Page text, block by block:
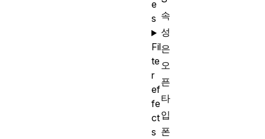
속
성
은
오
픈
타
입
폰
e
s
Fil
te
r
ef
fe
ct
s